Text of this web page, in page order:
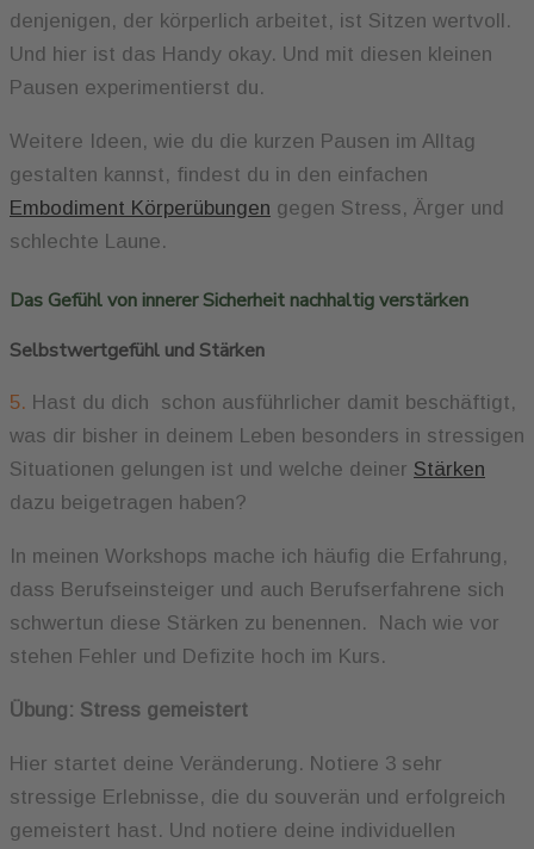
denjenigen, der körperlich arbeitet, ist Sitzen wertvoll.
Und hier ist das Handy okay. Und mit diesen kleinen
Pausen experimentierst du.
Weitere Ideen, wie du die kurzen Pausen im Alltag
gestalten kannst, findest du in den einfachen
Embodiment Körperübungen gegen Stress, Ärger und
schlechte Laune.
Das Gefühl von innerer Sicherheit nachhaltig verstärken
Selbstwertgefühl und Stärken
5. Hast du dich schon ausführlicher damit beschäftigt,
was dir bisher in deinem Leben besonders in stressigen
Situationen gelungen ist und welche deiner Stärken
dazu beigetragen haben?
In meinen Workshops mache ich häufig die Erfahrung,
dass Berufseinsteiger und auch Berufserfahrene sich
schwertun diese Stärken zu benennen. Nach wie vor
stehen Fehler und Defizite hoch im Kurs.
Übung: Stress gemeistert
Hier startet deine Veränderung. Notiere 3 sehr
stressige Erlebnisse, die du souverän und erfolgreich
gemeistert hast. Und notiere deine individuellen